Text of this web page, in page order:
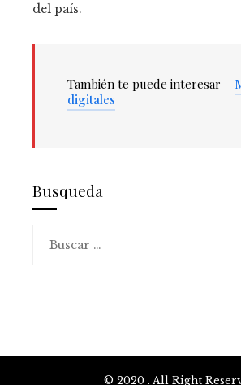
del país.
También te puede interesar –
digitales
Busqueda
© 2020 . All Right